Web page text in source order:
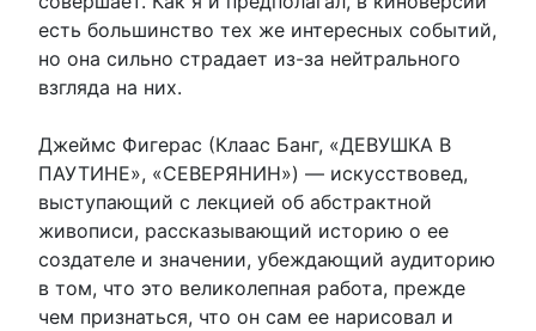
есть большинство тех же интересных событий,
но она сильно страдает из-за нейтрального
взгляда на них.
Джеймс Фигерас (Клаас Банг, «ДЕВУШКА В
ПАУТИНЕ», «СЕВЕРЯНИН») — искусствовед,
выступающий с лекцией об абстрактной
живописи, рассказывающий историю о ее
создателе и значении, убеждающий аудиторию
в том, что это великолепная работа, прежде
чем признаться, что он сам ее нарисовал и